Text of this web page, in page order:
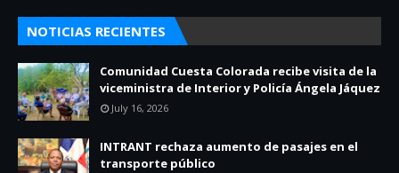
NOTICIAS RECIENTES
Comunidad Cuesta Colorada recibe visita de la
viceministra de Interior y Policía Ángela Jáquez
July 16, 2026
INTRANT rechaza aumento de pasajes en el
transporte público